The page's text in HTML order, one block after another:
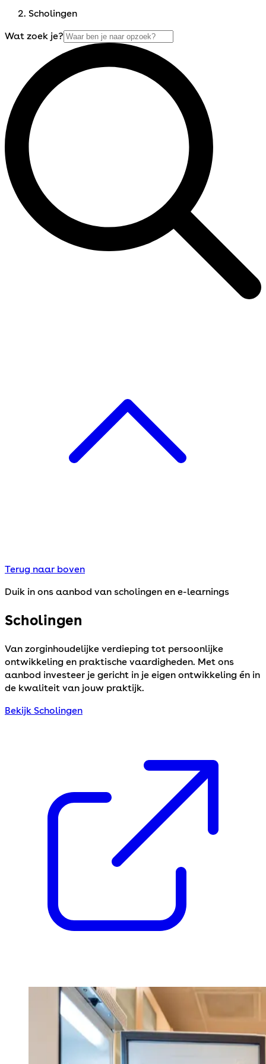
Scholingen
Wat zoek je?
Terug naar boven
Duik in ons aanbod van scholingen en e-learnings
Scholingen
Van zorginhoudelijke verdieping tot persoonlijke
ontwikkeling en praktische vaardigheden. Met ons
aanbod investeer je gericht in je eigen ontwikkeling én in
de kwaliteit van jouw praktijk.
Bekijk Scholingen